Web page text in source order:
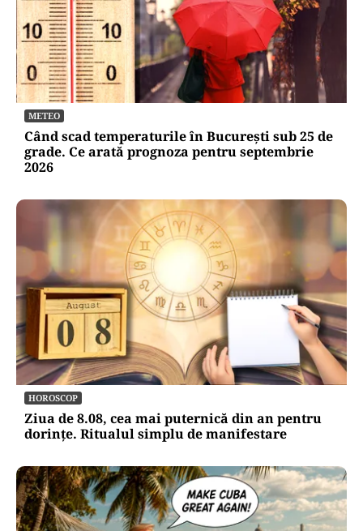
Atacurile cibernetice expun
vulnerabilitățile statului român: ANP
repetă scenariul e‑Terra. Ce ascund
comunicările oficiale și cine răspunde
pentru mentenanța IT a instituțiilor
publice
Alte Articole Importante
METEO
Când scad temperaturile în București sub 25 de
grade. Ce arată prognoza pentru septembrie
2026